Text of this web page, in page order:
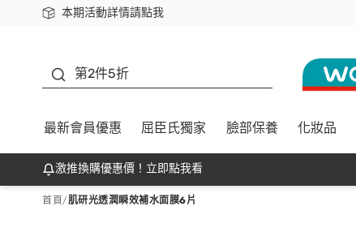
本期活動詳情請點我
下載app最高回饋$350
第2件5折
最新會員優惠 屈臣氏獨家 臉部保養 化妝品
激推換購優惠價！立即點我看
首頁/肌研光透潤瞬效補水面膜6片